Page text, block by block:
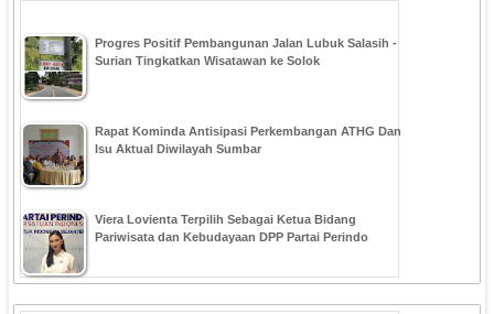
Progres Positif Pembangunan Jalan Lubuk Salasih -
Surian Tingkatkan Wisatawan ke Solok
Rapat Kominda Antisipasi Perkembangan ATHG Dan
Isu Aktual Diwilayah Sumbar
Viera Lovienta Terpilih Sebagai Ketua Bidang
Pariwisata dan Kebudayaan DPP Partai Perindo